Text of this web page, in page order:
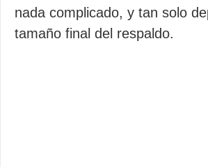
nada complicado, y tan solo
tamaño final del respaldo.